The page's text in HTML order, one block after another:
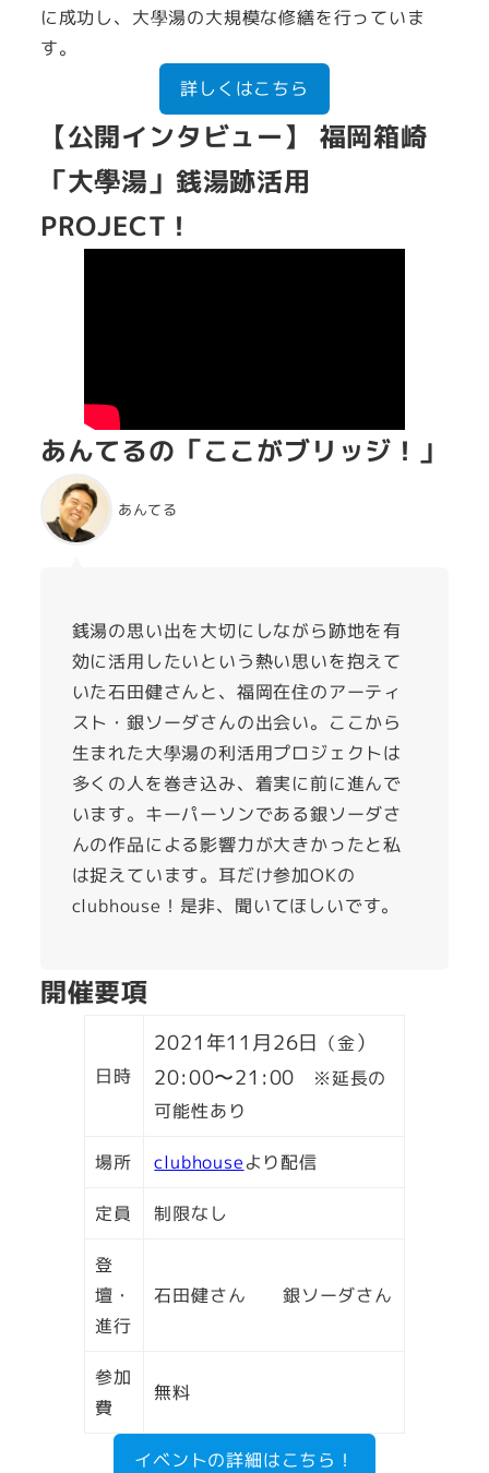
に成功し、大學湯の大規模な修繕を行っていま
す。
詳しくはこちら
【公開インタビュー】 福岡箱崎
「大學湯」銭湯跡活用
PROJECT！
あんてるの「ここがブリッジ！」
あんてる
銭湯の思い出を大切にしながら跡地を有
効に活用したいという熱い思いを抱えて
いた石田健さんと、福岡在住のアーティ
スト・銀ソーダさんの出会い。ここから
生まれた大學湯の利活用プロジェクトは
多くの人を巻き込み、着実に前に進んで
います。キーパーソンである銀ソーダさ
んの作品による影響力が大きかったと私
は捉えています。耳だけ参加OKの
clubhouse！是非、聞いてほしいです。
開催要項
日時
2021年11月26日 （金）
20:00〜21:00 ※延長の
可能性あり
場所 clubhouseより配信
定員 制限なし
登
壇・
進行
石田健さん 銀ソーダさん
参加
費
無料
イベントの詳細はこちら！